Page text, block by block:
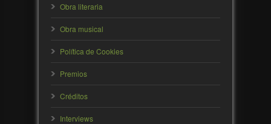
Obra literaria
Obra musical
Política de Cookies
Premios
Créditos
Interviews